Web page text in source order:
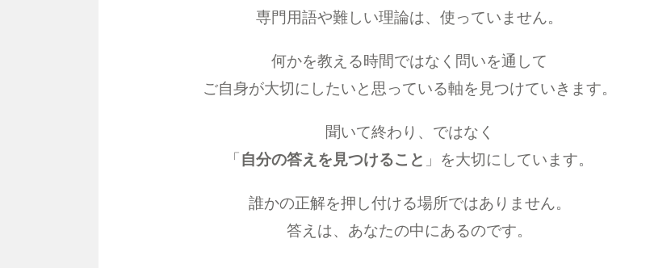
専門用語や難しい理論は、使っていません。
何かを教える時間ではなく問いを通して
ご自身が大切にしたいと思っている軸を見つけていきます。
聞いて終わり、ではなく
「自分の答えを見つけること 」を大切にしています。
誰かの正解を押し付ける場所ではありません。
答えは、あなたの中にあるのです。